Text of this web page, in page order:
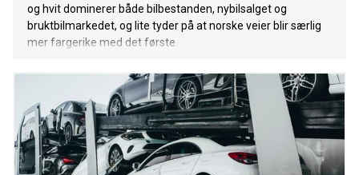
og hvit dominerer både bilbestanden, nybilsalget og
bruktbilmarkedet, og lite tyder på at norske veier blir særlig
mer fargerike med det første.